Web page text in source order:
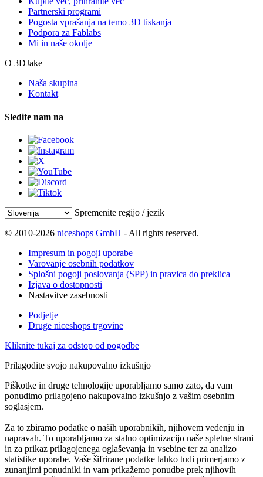
Partnerski programi
Pogosta vprašanja na temo 3D tiskanja
Podpora za Fablabs
Mi in naše okolje
O 3DJake
Naša skupina
Kontakt
Sledite nam na
Spremenite regijo / jezik
© 2010-2026 niceshops GmbH - All rights reserved.
Impresum in pogoji uporabe
Varovanje osebnih podatkov
Splošni pogoji poslovanja (SPP) in pravica do preklica
Izjava o dostopnosti
Nastavitve zasebnosti
Podjetje
Druge niceshops trgovine
Kliknite tukaj za odstop od pogodbe
Prilagodite svojo nakupovalno izkušnjo
Piškotke in druge tehnologije uporabljamo samo zato, da vam
ponudimo prilagojeno nakupovalno izkušnjo z vašim osebnim
soglasjem.
Za to zbiramo podatke o naših uporabnikih, njihovem vedenju in
napravah. To uporabljamo za stalno optimizacijo naše spletne strani
in za prikaz prilagojenega oglaševanja in vsebine ter za analizo
statistike uporabe. Vaše šifrirane podatke lahko tudi primerjamo z
zunanjimi ponudniki in vam prikažemo ponudbe prek njihovih